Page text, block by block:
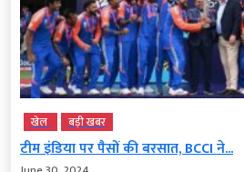
खेल बड़ी खबर
टीम इंडिया पर पैसों की बरसात, BCCI ने...